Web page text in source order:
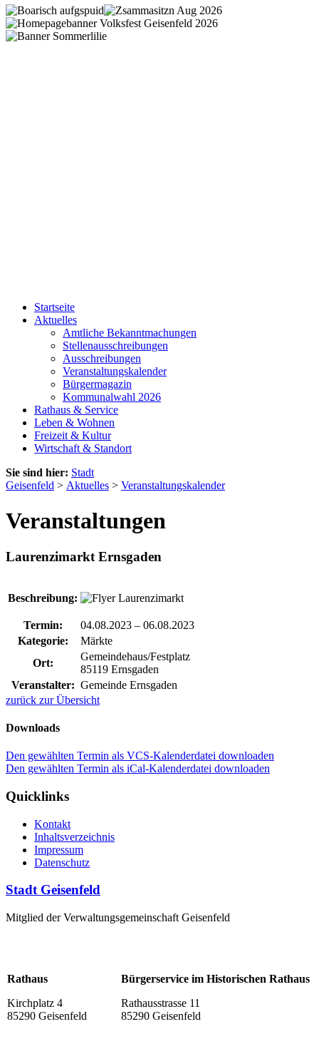
Startseite
Aktuelles
Amtliche Bekanntmachungen
Stellenausschreibungen
Ausschreibungen
Veranstaltungskalender
Bürgermagazin
Kommunalwahl 2026
Rathaus & Service
Leben & Wohnen
Freizeit & Kultur
Wirtschaft & Standort
Sie sind hier: Stadt
Geisenfeld > Aktuelles > Veranstaltungskalender
Veranstaltungen
Laurenzimarkt Ernsgaden
Beschreibung:
Termin: 04.08.2023 – 06.08.2023
Kategorie:
Märkte
Ort:
Gemeindehaus/Festplatz
85119 Ernsgaden
Veranstalter: Gemeinde Ernsgaden
zurück zur Übersicht
Downloads
Den gewählten Termin als VCS-Kalenderdatei downloaden
Den gewählten Termin als iCal-Kalenderdatei downloaden
Quicklinks
Kontakt
Inhaltsverzeichnis
Impressum
Datenschutz
Stadt Geisenfeld
Mitglied der Verwaltungsgemeinschaft Geisenfeld
Rathaus
Kirchplatz 4
85290 Geisenfeld
Bürgerservice im Historischen Rathaus
Rathausstrasse 11
85290 Geisenfeld